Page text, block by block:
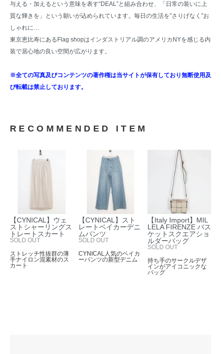
与える・加えるという意味を表す“DEAL”と組み合わせ、「日常の装いに上
質な輝きを」という願いが込められています。毎日の生活を”さりげなく”お
しゃれに…
東京恵比寿にあるFlag shopはインダストリアル調のアメリカNYを感じる内
装で居心地の良い空間が広がります。
※全ての写真及びコンテンツの著作権は当サイトが保有しており無断使用及
び転載は禁止しております。
RECOMMENDED ITEM
【CYNICAL】ウェ
ストシャーリングス
トレートスカート
SOLD OUT
ストレッチ性抜群の薄
手ナイロン混素材のス
カート
【CYNICAL】スト
レートベイカーデニ
ムパンツ
SOLD OUT
CYNICAL人気のベイカ
ーパンツの新型デニム
【Italy Import】MIL
LELA FIRENZE バス
ケットスクエアショ
ルダーバッグ
SOLD OUT
持ち手のサークルデザ
インがアイコニックな
バッグ